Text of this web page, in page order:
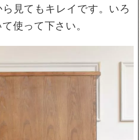
見てもキレイです。いろ
使って下さい。